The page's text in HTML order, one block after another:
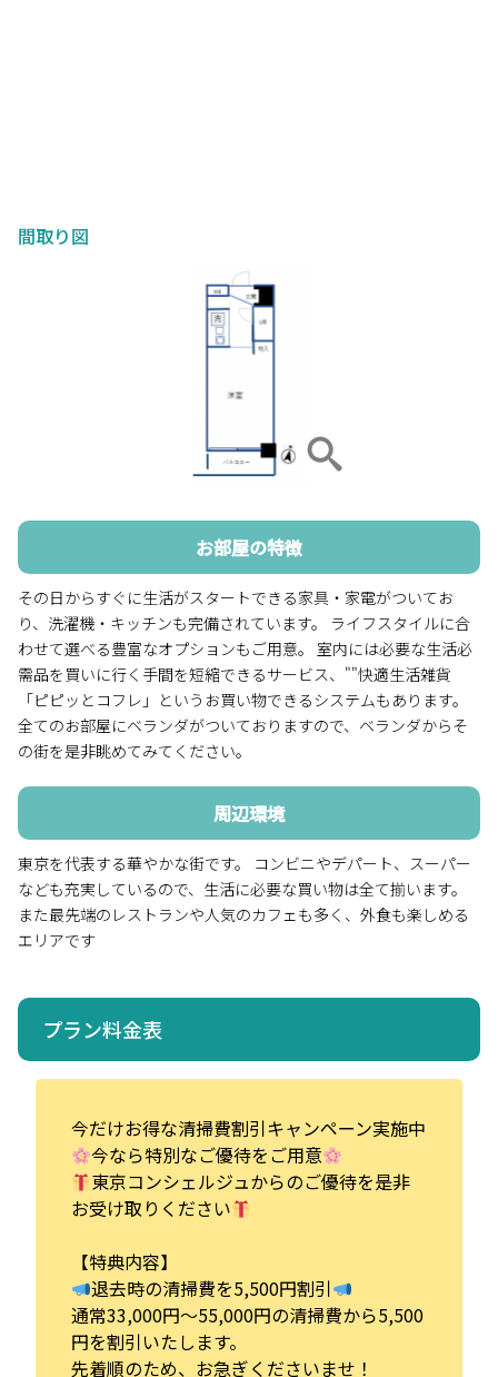
間取り図
お部屋の特徴
その日からすぐに生活がスタートできる家具・家電がついてお
り、洗濯機・キッチンも完備されています。 ライフスタイルに合
わせて選べる豊富なオプションもご用意。 室内には必要な生活必
需品を買いに行く手間を短縮できるサービス、""快適生活雑貨
「ピピッとコフレ」というお買い物できるシステムもあります。
全てのお部屋にベランダがついておりますので、ベランダからそ
の街を是非眺めてみてください。
周辺環境
東京を代表する華やかな街です。 コンビニやデパート、スーパー
なども充実しているので、生活に必要な買い物は全て揃います。
また最先端のレストランや人気のカフェも多く、外食も楽しめる
エリアです
プラン料金表
今だけお得な清掃費割引キャンペーン実施中
今なら特別なご優待をご用意
東京コンシェルジュからのご優待を是非
お受け取りください
【特典内容】
退去時の清掃費を5,500円割引
通常33,000円～55,000円の清掃費から5,500
円を割引いたします。
先着順のため、お急ぎくださいませ！